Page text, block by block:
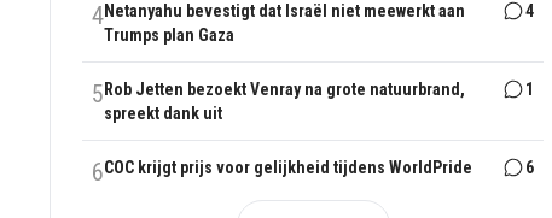
4Netanyahu bevestigt dat Israël niet meewerkt aan
Trumps plan Gaza
4
5 Rob Jetten bezoekt Venray na grote natuurbrand,
spreekt dank uit
1
6COC krijgt prijs voor gelijkheid tijdens WorldPride 6